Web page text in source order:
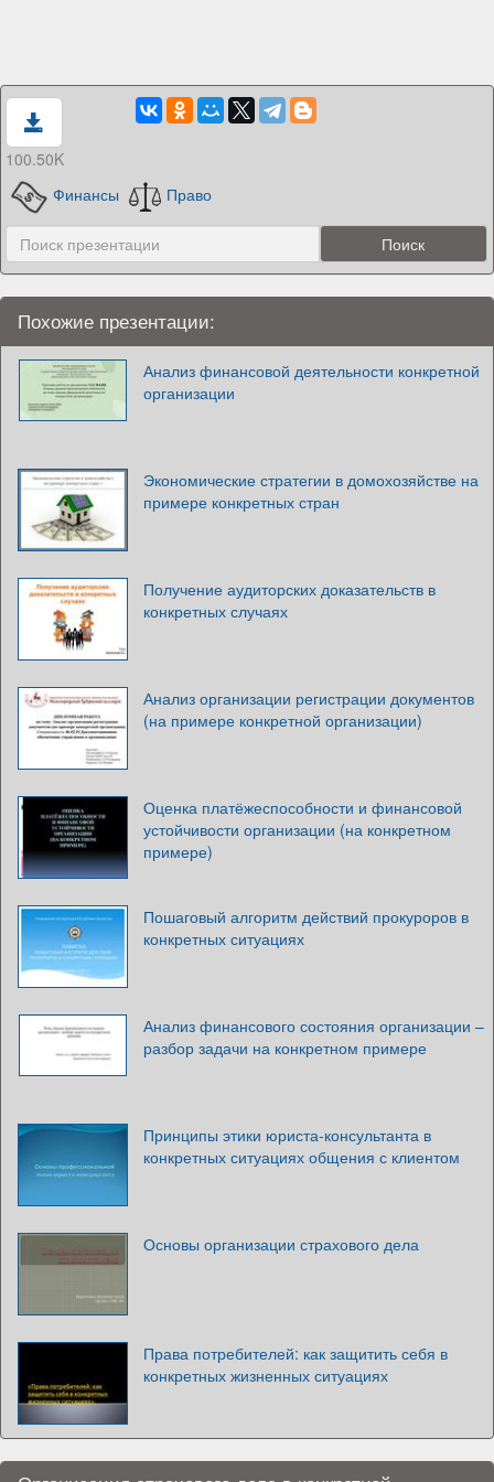
100.50K
Финансы
Право
Похожие презентации:
Анализ финансовой деятельности конкретной
организации
Экономические стратегии в домохозяйстве на
примере конкретных стран
Получение аудиторских доказательств в
конкретных случаях
Анализ организации регистрации документов
(на примере конкретной организации)
Оценка платёжеспособности и финансовой
устойчивости организации (на конкретном
примере)
Пошаговый алгоритм действий прокуроров в
конкретных ситуациях
Анализ финансового состояния организации –
разбор задачи на конкретном примере
Принципы этики юриста-консультанта в
конкретных ситуациях общения с клиентом
Основы организации страхового дела
Права потребителей: как защитить себя в
конкретных жизненных ситуациях